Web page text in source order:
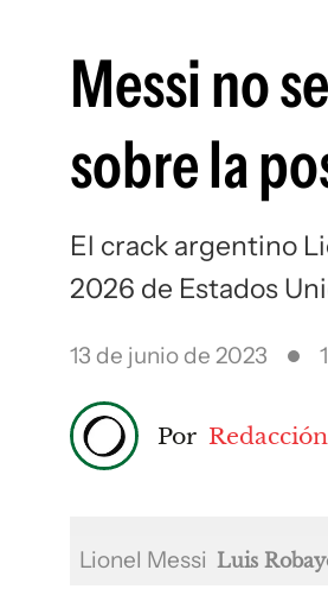
Messi no
sobre la
El crack argentino
2026 de Estados
13 de junio de 2023
Por Redacción
Lionel Messi Luis